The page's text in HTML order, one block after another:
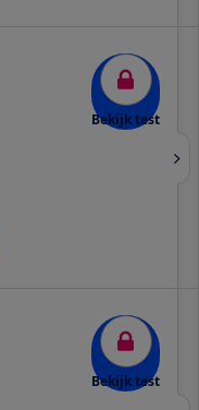
Bekijk test
Bekijk test